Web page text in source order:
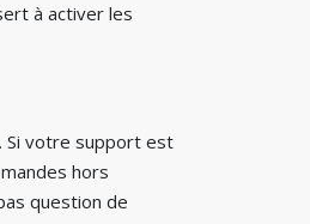
à activer les
. Si votre support est
hors
question de